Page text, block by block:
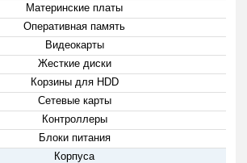
Материнские платы
Оперативная память
Видеокарты
Жесткие диски
Корзины для HDD
Сетевые карты
Контроллеры
Блоки питания
Корпуса